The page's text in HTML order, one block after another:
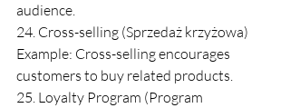
audience.
24. Cross-selling (Sprzedaż krzyżowa)
Example: Cross-selling encourages
customers to buy related products.
25. Loyalty Program (Program